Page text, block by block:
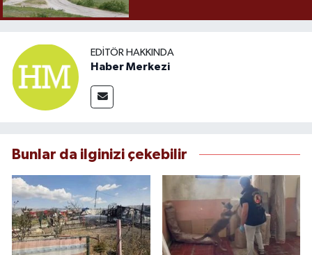
EDITÖR HAKKINDA
Haber Merkezi
Bunlar da ilginizi çekebilir